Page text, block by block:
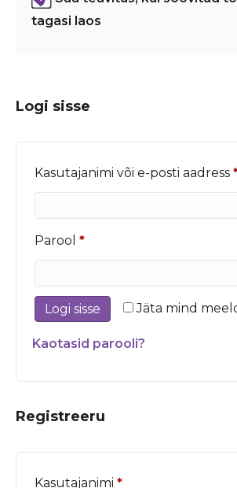
tagasi laos
Logi sisse
Kasutajanimi või e-posti aadress
Parool *Nõutud
Jäta mind
Logi sisse
Kaotasid parooli?
Registreeru
Kasutajanimi *Nõutud